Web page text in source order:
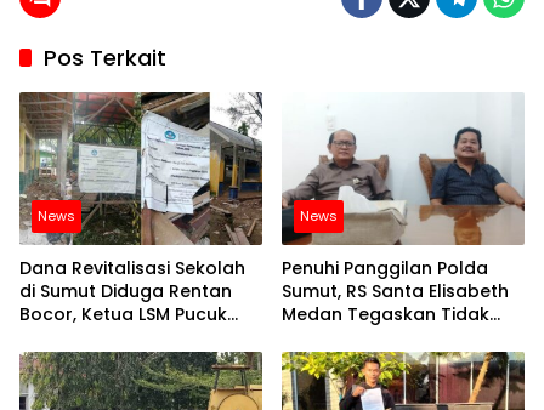
Pos Terkait
News
Dana Revitalisasi Sekolah
di Sumut Diduga Rentan
Bocor, Ketua LSM Pucuk
Lapor ke APH
News
Penuhi Panggilan Polda
Sumut, RS Santa Elisabeth
Medan Tegaskan Tidak
Kematian Balita Jesicca